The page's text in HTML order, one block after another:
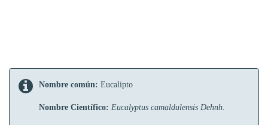
Nombre común: Eucalipto
Nombre Científico: Eucalyptus camaldulensis Dehnh.